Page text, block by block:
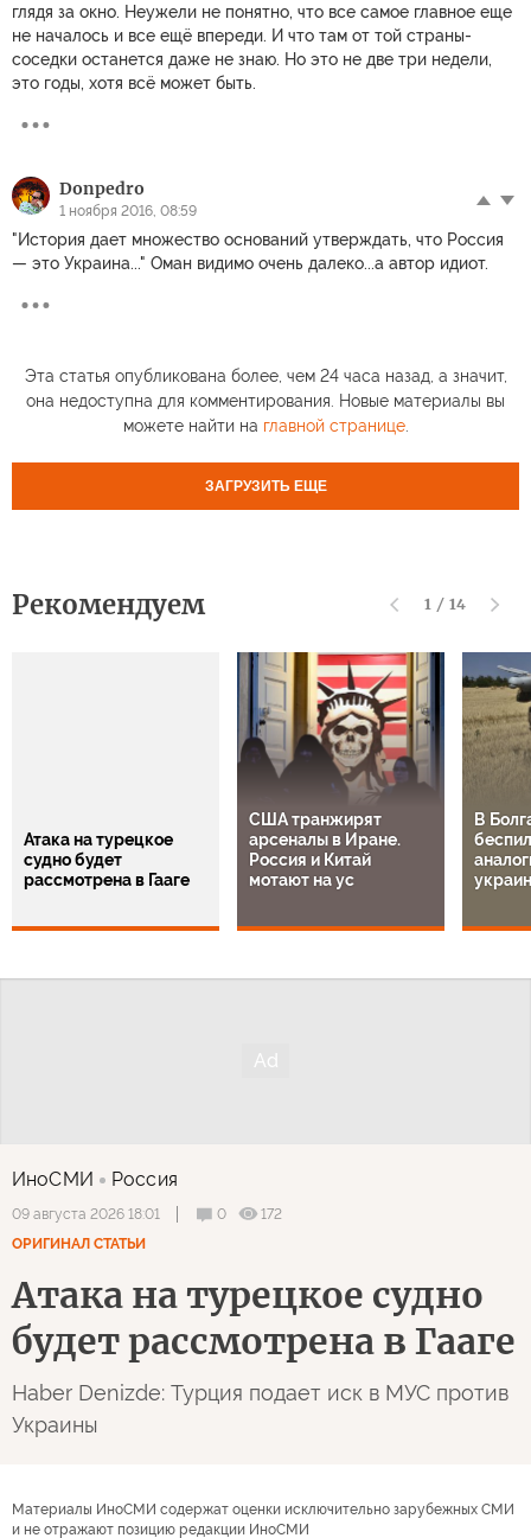
глядя за окно. Неужели не понятно, что все самое главное еще
не началось и все ещё впереди. И что там от той страны-
соседки останется даже не знаю. Но это не две три недели,
это годы, хотя всё может быть.
Donpedro
1 ноября 2016, 08:59
"История дает множество оснований утверждать, что Россия
— это Украина..." Оман видимо очень далеко...а автор идиот.
Эта статья опубликована более, чем 24 часа назад, а значит,
она недоступна для комментирования. Новые материалы вы
можете найти на главной странице.
ЗАГРУЗИТЬ ЕЩЕ
Рекомендуем 1 / 14
Атака на турецкое
судно будет
рассмотрена в Гааге
США транжирят
арсеналы в Иране.
Россия и Китай
мотают на ус
В
ИноСМИ Россия
09 августа 2026 18:01 0
172
ОРИГИНАЛ СТАТЬИ
Атака на турецкое судно
будет рассмотрена в Гааге
Haber Denizde: Турция подает иск в МУС против
Украины
Материалы ИноСМИ содержат оценки исключительно зарубежных СМИ
и не отражают позицию редакции ИноСМИ